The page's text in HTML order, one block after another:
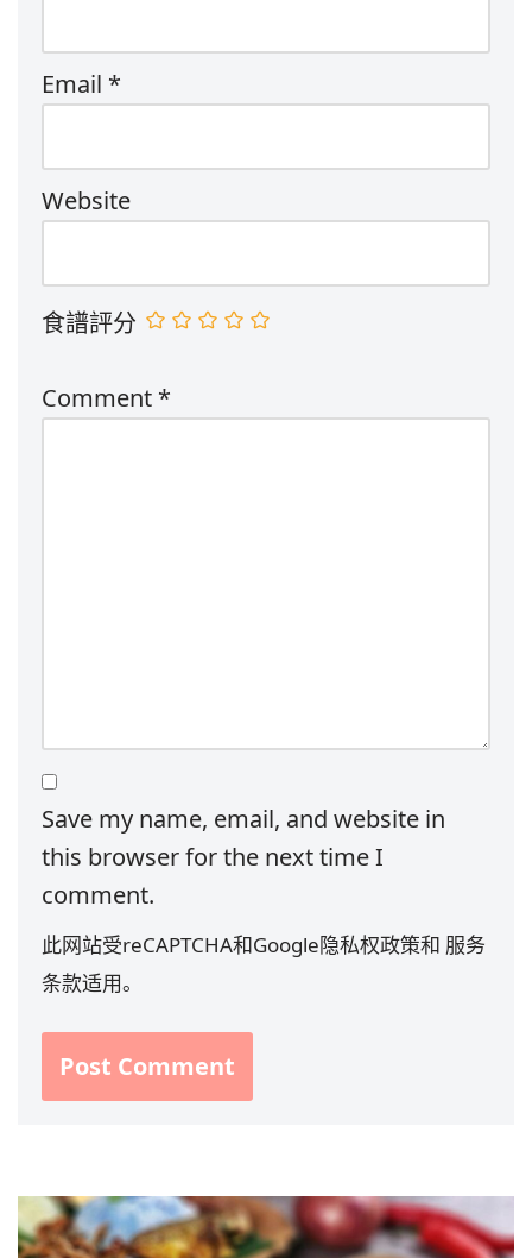
Email *
Website
食譜評分
Comment *
Save my name, email, and website in
this browser for the next time I
comment.
此网站受reCAPTCHA和Google隐私权政策和 服务
条款适用。